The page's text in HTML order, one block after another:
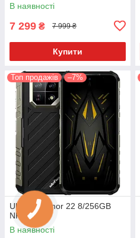
В наявності
7 299 ₴ 7 999 ₴
Купити
Топ продажів –7%
Ulefone Armor 22 8/256GB
NFC Black
В наявності